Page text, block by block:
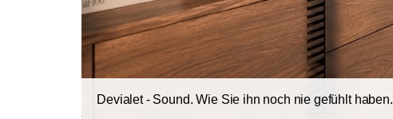
Devialet - Sound. Wie Sie ihn noch nie gefühlt haben.